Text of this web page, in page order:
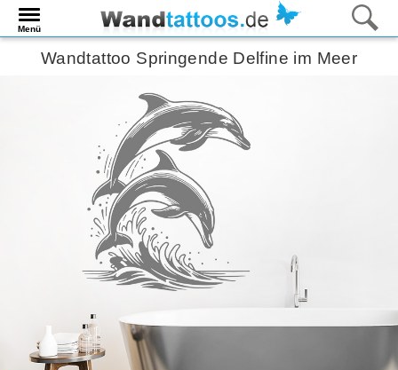
Menü
Wandtattoo Springende Delfine im Meer